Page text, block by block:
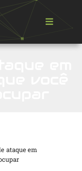
ataque em